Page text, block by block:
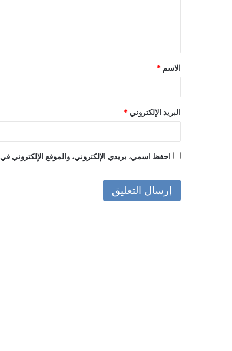
ق
*
الاسم *
البريد الإلكتروني *
احفظ اسمي، بريدي الإلكتروني، والموقع الإلكتروني